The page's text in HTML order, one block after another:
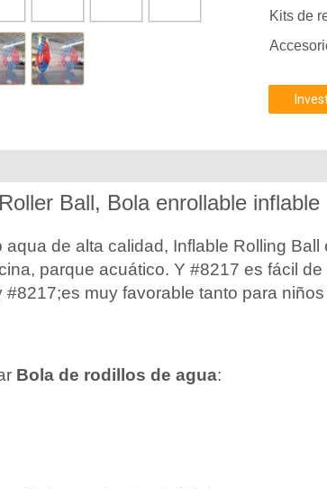
Kits de
Ball, Bola enrollable
aqua de alta calidad, Inflable Rolling
parque acuático. Y #8217 es fácil
#8217;es muy favorable tanto para
Bola de rodillos de agua: